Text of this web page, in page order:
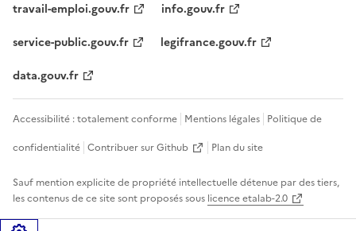
travail-emploi.gouv.fr
info.gouv.fr
service-public.gouv.fr
legifrance.gouv.fr
data.gouv.fr
Accessibilité : totalement conforme Mentions légales Politique de
confidentialité Contribuer sur Github Plan du site
Sauf mention explicite de propriété intellectuelle détenue par des tiers,
les contenus de ce site sont proposés sous licence etalab-2.0